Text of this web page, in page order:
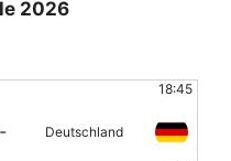
2026
18:45
- Deutschland